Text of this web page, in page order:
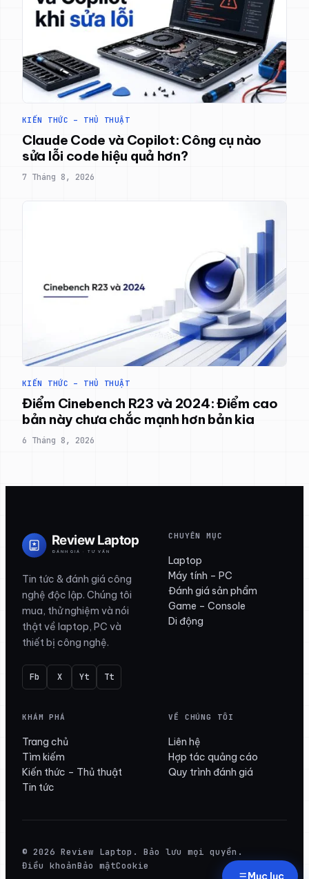
KIẾN THỨC – THỦ THUẬT
Claude Code và Copilot: Công cụ nào
sửa lỗi code hiệu quả hơn?
7 Tháng 8, 2026
KIẾN THỨC – THỦ THUẬT
Điểm Cinebench R23 và 2024: Điểm cao
bản này chưa chắc mạnh hơn bản kia
6 Tháng 8, 2026
Tin tức & đánh giá công
nghệ độc lập. Chúng tôi
mua, thử nghiệm và nói
thật về laptop, PC và
thiết bị công nghệ.
Fb X Yt Tt
CHUYÊN MỤC
Laptop
Máy tính – PC
Đánh giá sản phẩm
Game – Console
Di động
KHÁM PHÁ
Trang chủ
Tìm kiếm
Kiến thức – Thủ thuật
Tin tức
VỀ CHÚNG TÔI
Liên hệ
Hợp tác quảng cáo
Quy trình đánh giá
© 2026 Review Laptop. Bảo lưu mọi quyền.
Điều khoảnBảo mậtCookie
Mục lục